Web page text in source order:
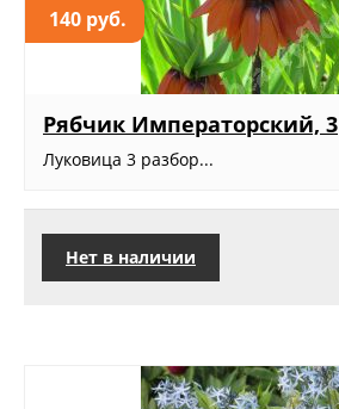
140 руб.
Рябчик Императорский, 3
Луковица 3 разбор...
Нет в наличии